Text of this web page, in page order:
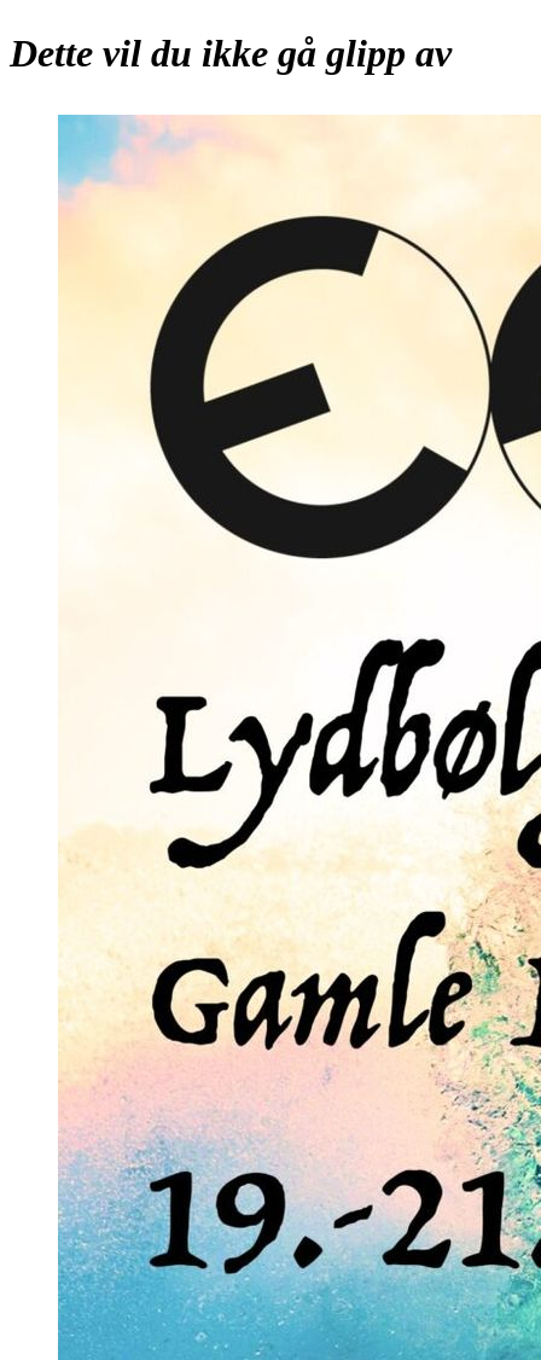
Dette vil du ikke gå glipp av